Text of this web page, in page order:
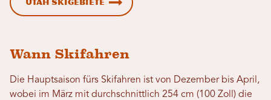
Utah Skigebiete
Wann Skifahren
Die Hauptsaison fürs Skifahren ist von Dezember bis April,
wobei im März mit durchschnittlich 254 cm (100 Zoll) die